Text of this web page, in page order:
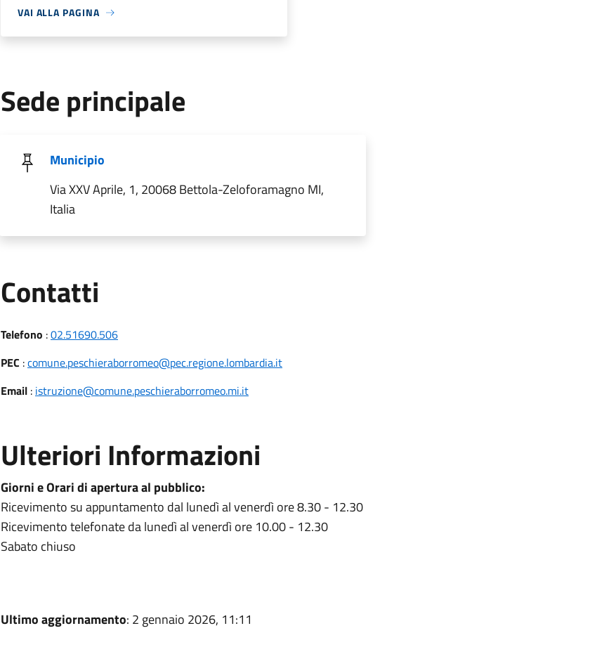
VAI ALLA PAGINA
Sede principale
Municipio
Via XXV Aprile, 1, 20068 Bettola-Zeloforamagno MI,
Italia
Contatti
Telefono :02.51690.506
PEC :comune.peschieraborromeo@pec.regione.lombardia.it
Email: istruzione@comune.peschieraborromeo.mi.it
Ulteriori Informazioni
Giorni e Orari di apertura al pubblico:
Ricevimento su appuntamento dal lunedì al venerdì ore 8.30 - 12.30
Ricevimento telefonate da lunedì al venerdì ore 10.00 - 12.30
Sabato chiuso
Ultimo aggiornamento: 2 gennaio 2026, 11:11